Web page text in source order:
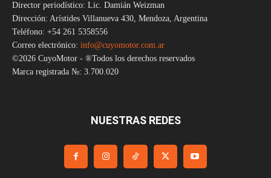
Director periodístico: Lic. Damián Weizman
Dirección: Arístides Villanueva 430, Mendoza, Argentina
Teléfono: +54 261 5358556
Correo electrónico: info@cuyomotor.com.ar
©2026 CuyoMotor - ®Todos los derechos reservados
Marca registrada №: 3.700.020
NUESTRAS REDES